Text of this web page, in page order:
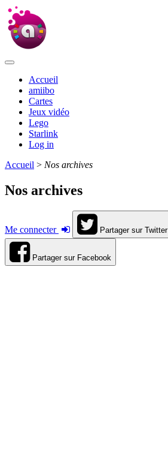
Accueil
amiibo
Cartes
Jeux vidéo
Lego
Starlink
Log in
Accueil > Nos archives
Nos archives
Me connecter Partager sur Twitter
Partager sur Facebook